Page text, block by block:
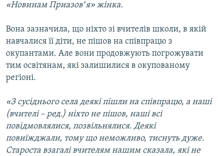
«Новинам Приазовʼя» жінка.
Вона зазначила, що ніхто зі вчителів школи, в якій
навчалися її діти, не пішов на співпрацю з
окупантами. Але вони продовжують погрожувати
тим освітянам, які залишилися в окупованому
регіоні.
«З сусіднього села деякі пішли на співпрацю, а наші
(вчителі – ред.) ніхто не пішов, наші всі
повідмовлялися, позвільнялися. Деякі
повиїжджали, тому що неможливо, тиснуть дуже.
Староста взагалі вчителям нашим сказала, які не